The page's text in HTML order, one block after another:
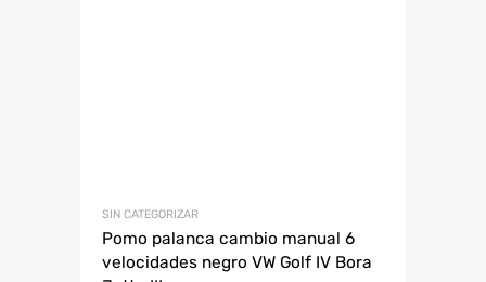
SIN CATEGORIZAR
Pomo palanca cambio manual 6
velocidades negro VW Golf IV Bora